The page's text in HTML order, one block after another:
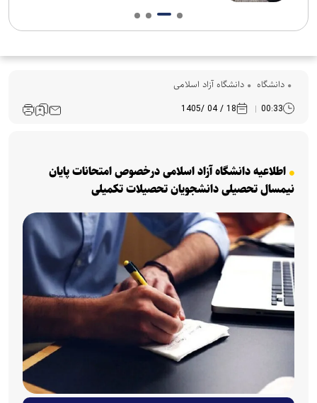
دانشگاه دانشگاه آزاد اسلامی
00:33
18 / 04 /1405
اطلاعیه دانشگاه آزاد اسلامی درخصوص امتحانات پایان
نیمسال تحصیلی دانشجویان تحصیلات تکمیلی